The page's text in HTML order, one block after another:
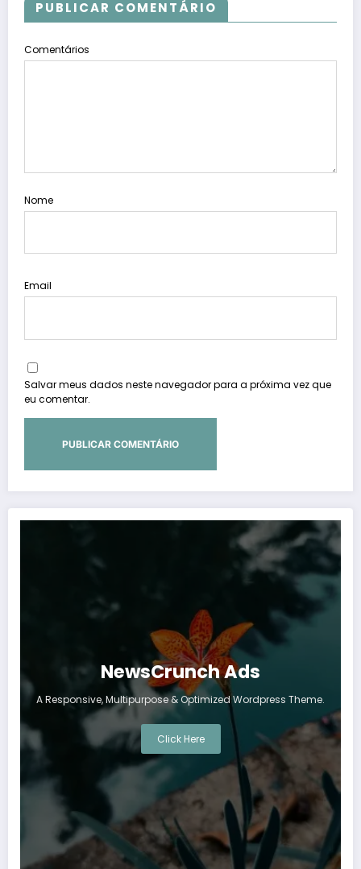
PUBLICAR COMENTÁRIO
Comentários
Nome
Email
Salvar meus dados neste navegador para a próxima vez que
eu comentar.
NewsCrunch Ads
A Responsive, Multipurpose & Optimized Wordpress Theme.
Click Here